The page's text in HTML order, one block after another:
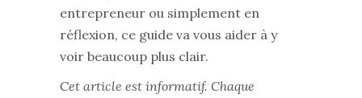
entrepreneur ou simplement en
réflexion, ce guide va vous aider à y
voir beaucoup plus clair.
Cet article est informatif. Chaque